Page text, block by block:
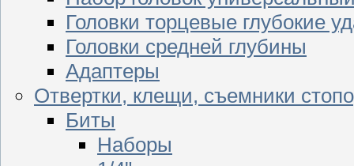
Головки торцевые глубокие
Головки средней глубины
Адаптеры
Отвертки, клещи, съемники
Биты
Наборы